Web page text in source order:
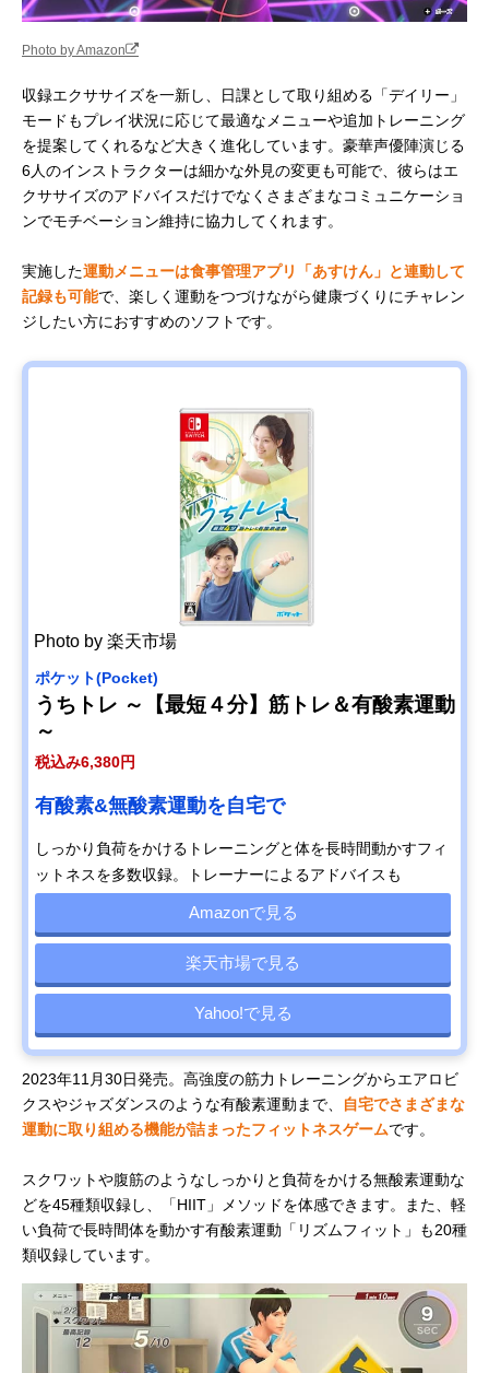
Photo by Amazon
収録エクササイズを一新し、日課として取り組める「デイリー」
モードもプレイ状況に応じて最適なメニューや追加トレーニング
を提案してくれるなど大きく進化しています。豪華声優陣演じる
6人のインストラクターは細かな外見の変更も可能で、彼らはエ
クササイズのアドバイスだけでなくさまざまなコミュニケーショ
ンでモチベーション維持に協力してくれます。
実施した運動メニューは食事管理アプリ「あすけん」と連動して
記録も可能で、楽しく運動をつづけながら健康づくりにチャレン
ジしたい方におすすめのソフトです。
Photo by 楽天市場
ポケット(Pocket)
うちトレ ～【最短４分】筋トレ＆有酸素運動
～
税込み6,380円
有酸素&無酸素運動を自宅で
しっかり負荷をかけるトレーニングと体を長時間動かすフィ
ットネスを多数収録。トレーナーによるアドバイスも
Amazonで見る
楽天市場で見る
Yahoo!で見る
2023年11月30日発売。高強度の筋力トレーニングからエアロビ
クスやジャズダンスのような有酸素運動まで、
自宅でさまざまな
運動に取り組める機能が詰まったフィットネスゲームです。
スクワットや腹筋のようなしっかりと負荷をかける無酸素運動な
どを45種類収録し、「HIIT」メソッドを体感できます。また、軽
い負荷で長時間体を動かす有酸素運動「リズムフィット」も20種
類収録しています。